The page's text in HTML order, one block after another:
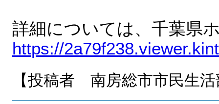
詳細については、千葉県
https://
【投稿者 南房総市市民生